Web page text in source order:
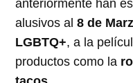
anteriormente han
alusivos al8 de
LGBTQ+, a la
productos como la